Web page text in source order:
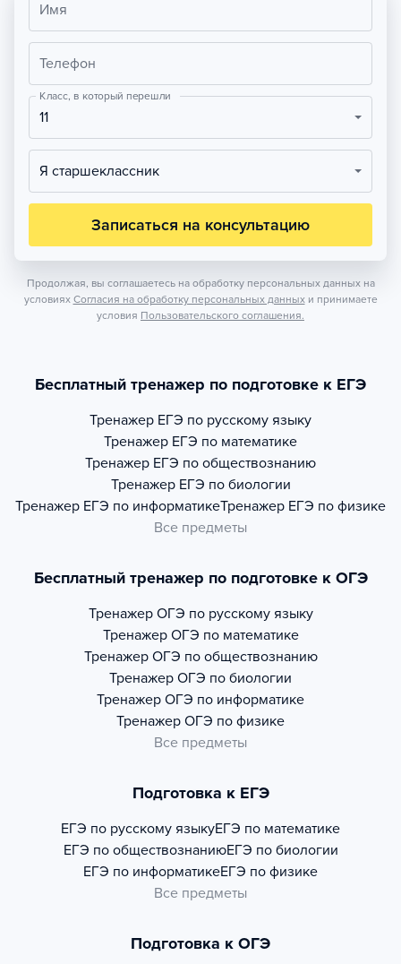
Имя
Телефон
Класс, в который перешли
11
Я старшеклассник
Записаться на консультацию
Продолжая, вы соглашаетесь на обработку персональных данных на
условиях Согласия на обработку персональных данных и принимаете
условия Пользовательского соглашения.
Бесплатный тренажер по подготовке к ЕГЭ
Тренажер ЕГЭ по русскому языку
Тренажер ЕГЭ по математике
Тренажер ЕГЭ по обществознанию
Тренажер ЕГЭ по биологии
Тренажер ЕГЭ по информатикеТренажер ЕГЭ по физике
Все предметы
Бесплатный тренажер по подготовке к ОГЭ
Тренажер ОГЭ по русскому языку
Тренажер ОГЭ по математике
Тренажер ОГЭ по обществознанию
Тренажер ОГЭ по биологии
Тренажер ОГЭ по информатике
Тренажер ОГЭ по физике
Все предметы
Подготовка к ЕГЭ
ЕГЭ по русскому языкуЕГЭ по математике
ЕГЭ по обществознаниюЕГЭ по биологии
ЕГЭ по информатикеЕГЭ по физике
Все предметы
Подготовка к ОГЭ